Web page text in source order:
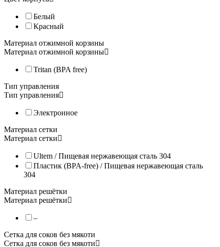
Белый
Красный
Материал отжимной корзины
Материал отжимной корзины
Tritan (BPA free)
Тип управления
Тип управления
Электронное
Материал сетки
Материал сетки
Ultem / Пищевая нержавеющая сталь 304
Пластик (BPA-free) / Пищевая нержавеющая сталь
304
Материал решётки
Материал решётки
–
Сетка для соков без мякоти
Сетка для соков без мякоти